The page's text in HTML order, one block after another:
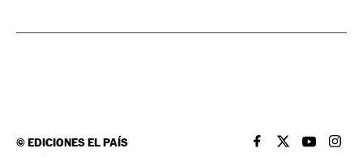
©EDICIONES EL PAÍS EL PAÍS BRASIL EN
EL PAÍSEL PAÍS
EL